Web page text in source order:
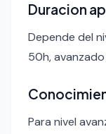
Duracion
Depende del
50h, avanzado
Para nivel